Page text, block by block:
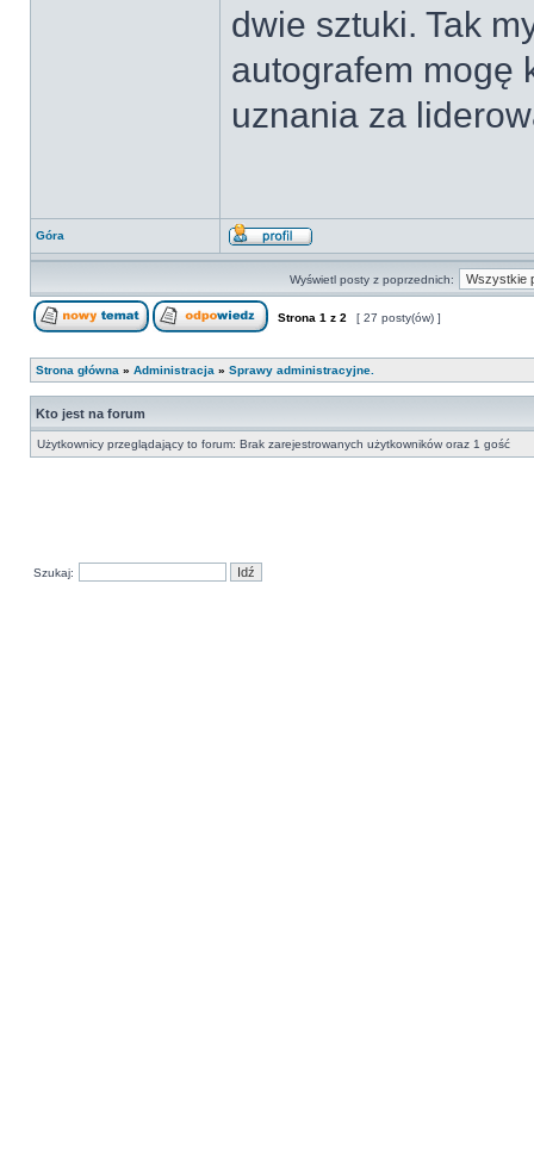
dwie sztuki. Tak
autografem mogę
uznania za
Góra
Wyświetl posty z poprzednich:
Strona 1 z 2 [ 27 posty(ów) ]
Strona główna » Administracja » Sprawy administracyjne.
Kto jest na forum
Użytkownicy przeglądający to forum: Brak zarejestrowanych użytkowników oraz 1 gość
Szukaj: